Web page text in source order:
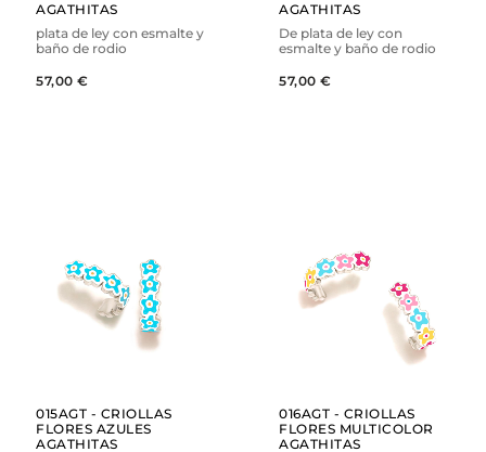
AGATHITAS
plata de ley con esmalte y
baño de rodio
57,00 €
AGATHITAS
De plata de ley con
esmalte y baño de rodio
57,00 €
VER AÑADIR
015AGT - CRIOLLAS
FLORES AZULES
AGATHITAS
VER
016AGT - CRIOLLAS
FLORES MULTICOLOR
AGATHITAS